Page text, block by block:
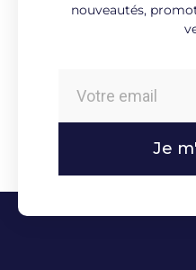
nouveautés,
Je